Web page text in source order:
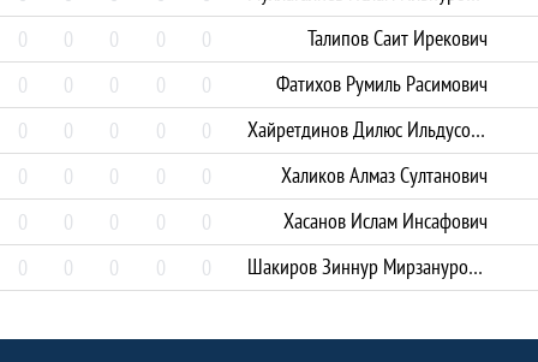
0
0 0 0 0
Талипов Саит Ирекович
0
0 0 0 0
Фатихов Румиль Расимович
0
0 0 0 0
Хайретдинов Дилюс Ильдусович
0
0 0 0 0
Халиков Алмаз Султанович
0
0 0 0 0
Хасанов Ислам Инсафович
0
0 0 0 0 Шакиров Зиннур Мирзанурович